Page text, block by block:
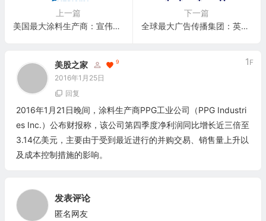
上一篇
美国最大涂料生产商：宣伟公司 Sherwin-Williams Company(SHW)
下一篇
全球最大广告传播集团：英国WPP集团 WPP plc(WPP)
美股之家 9
2016年1月25日
1 F
回复
2016年1月21日晚间，涂料生产商PPG工业公司（PPG Industri
es Inc.）公布财报称，该公司第四季度净利润同比增长近三倍至
3.14亿美元，主要由于受到最近进行的并购交易、销售量上升以
及成本控制措施的影响。
发表评论
匿名网友